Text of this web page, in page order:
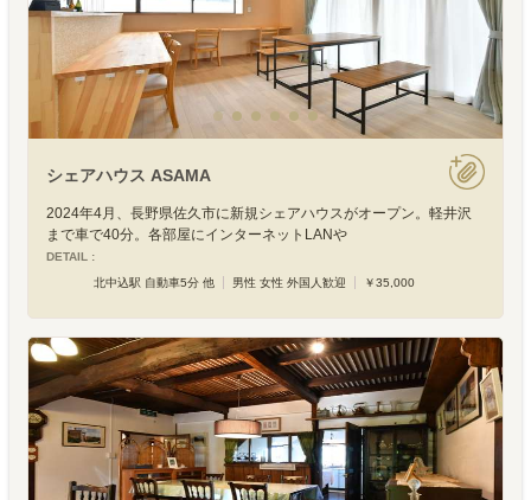
シェアハウス ASAMA
2024年4月、長野県佐久市に新規シェアハウスがオープン。軽井沢
まで車で40分。各部屋にインターネットLANや
DETAIL :
北中込駅 自動車5分 他
男性 女性 外国人歓迎 ￥35,000